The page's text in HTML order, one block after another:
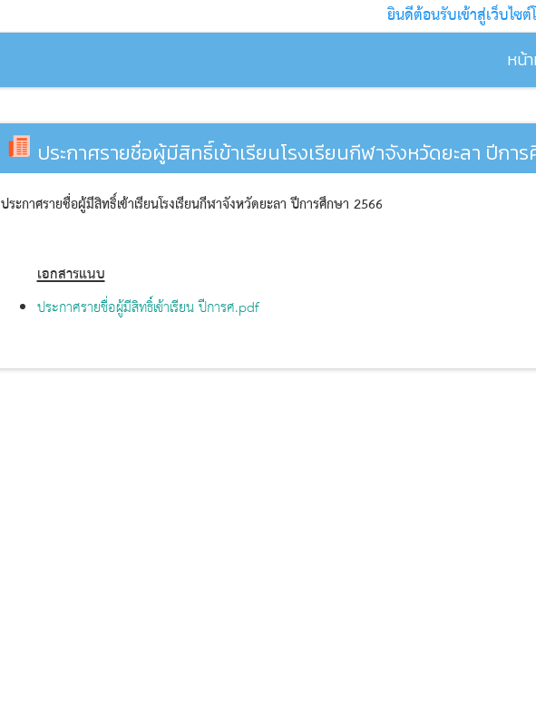
ยินดีต้อนรับเข้าสู่เว็บไซต์โร
หน้
ประกาศรายชื่อผู้มีสิทธิ์เข้าเรียนโรงเรียนกีฬาจังหวัดยะลา ปีกา
ประกาศรายชื่อผู้มีสิทธิ์เข้าเรียนโรงเรียนกีฬาจังหวัดยะลา ปีการศึกษา 2566
เอกสารแนบ
ประกาศรายชื่อผู้มีสิทธิ์เข้าเรียน ปีการศ.pdf